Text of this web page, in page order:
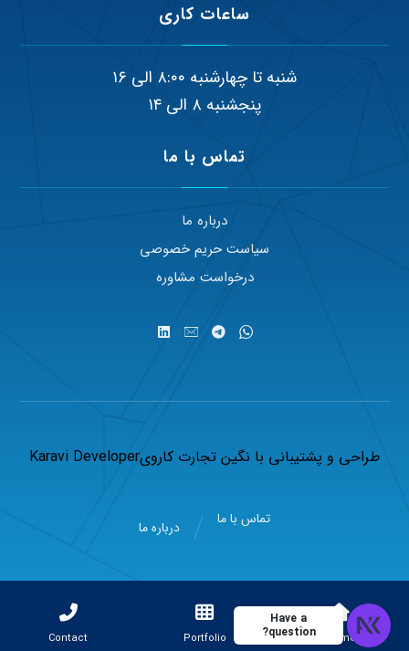
ساعات کاری
شنبه تا چهارشنبه ۸:۰۰ الی ۱۶
پنجشنبه ۸ الی ۱۴
تماس با ما
درباره ما
سیاست حریم خصوصی
درخواست مشاوره
طراحی و پشتیبانی با نگین تجارت کارویKaravi Developer
تماس با ما درباره ما
Home
Portfolio
Contact
Have a
question?